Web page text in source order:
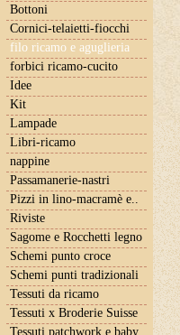
Bottoni
Cornici-telaietti-fiocchi
filo ricamo e aguglieria
forbici ricamo-cucito
Idee
Kit
Lampade
Libri-ricamo
nappine
Passamanerie-nastri
Pizzi in lino-macramè e..
Riviste
Sagome e Rocchetti legno
Schemi punto croce
Schemi punti tradizionali
Tessuti da ricamo
Tessuti x Broderie Suisse
Tessuti patchwork e baby